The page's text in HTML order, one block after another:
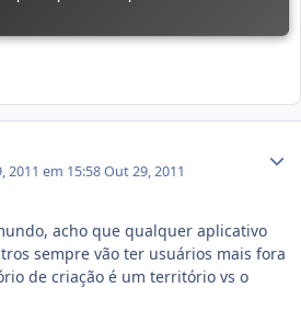
2011 em 15:58Out 29, 2011
acho que qualquer aplicativo
sempre vão ter usuários mais fora
de criação é um território vs o